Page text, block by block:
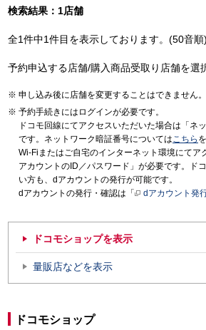
検索結果：1店舗
全1件中1件目を表示しております。(50音順)
予約申込する店舗/購入商品受取り店舗を選
申し込み後に店舗を変更することはできません。
予約手続きにはログインが必要です。
ドコモ回線にてアクセスいただいた場合は「ネ
です。ネットワーク暗証番号についてはこちら
Wi-Fiまたはご自宅のインターネット環境にてア
アカウントのID／パスワード」が必要です。ド
い方も、dアカウントの発行が可能です。
dアカウントの発行・確認は「
dアカウント発
ドコモショップを表示
量販店などを表示
ドコモショップ